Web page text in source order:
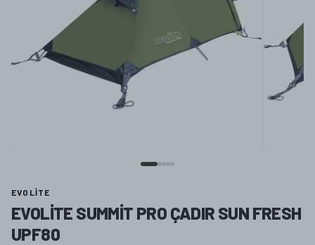
EVOLITE
EVOLITE SUMMIT PRO ÇADIR SUN FRESH
UPF80